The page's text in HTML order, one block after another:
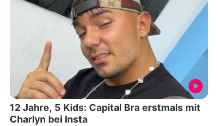
12 Jahre, 5 Kids: Capital Bra erstmals mit
Charlyn bei Insta